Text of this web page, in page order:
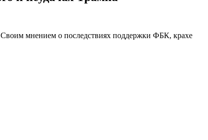
мнением о последствиях поддержки ФБК, крахе